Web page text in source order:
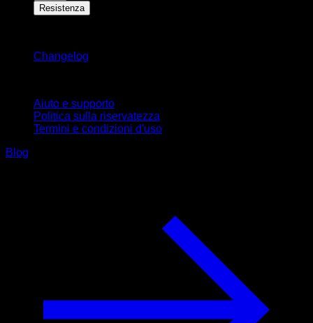
Resistenza
Changelog
Aiuto e supporto
Politica sulla riservatezza
Termini e condizioni d'uso
Blog